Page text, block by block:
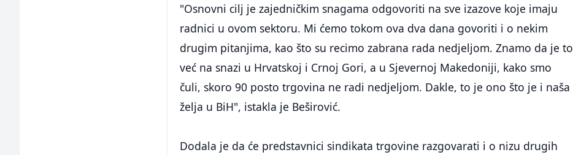
"Osnovni cilj je zajedničkim snagama odgovoriti na sve izazove koje imaju
radnici u ovom sektoru. Mi ćemo tokom ova dva dana govoriti i o nekim
drugim pitanjima, kao što su recimo zabrana rada nedjeljom. Znamo da je to
već na snazi u Hrvatskoj i Crnoj Gori, a u Sjevernoj Makedoniji, kako smo
čuli, skoro 90 posto trgovina ne radi nedjeljom. Dakle, to je ono što je i naša
želja u BiH", istakla je Beširović.
Dodala je da će predstavnici sindikata trgovine razgovarati i o nizu drugih